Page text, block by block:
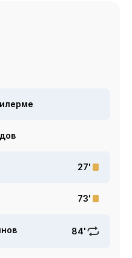
27'
73'
84'